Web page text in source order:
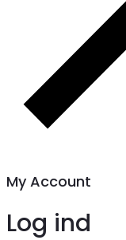
My Account
Log ind